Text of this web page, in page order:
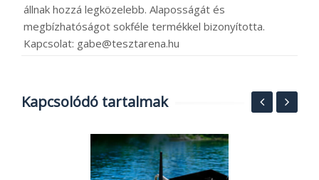
állnak hozzá legközelebb. Alaposságát és
megbízhatóságot sokféle termékkel bizonyította.
Kapcsolat: gabe@tesztarena.hu
Kapcsolódó tartalmak